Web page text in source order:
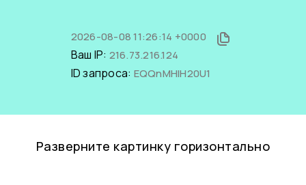
2026-08-08 11:26:14 +0000
Ваш IP: 216.73.216.124
ID запроса: EQQnMHIH20U1
Разверните картинку горизонтально